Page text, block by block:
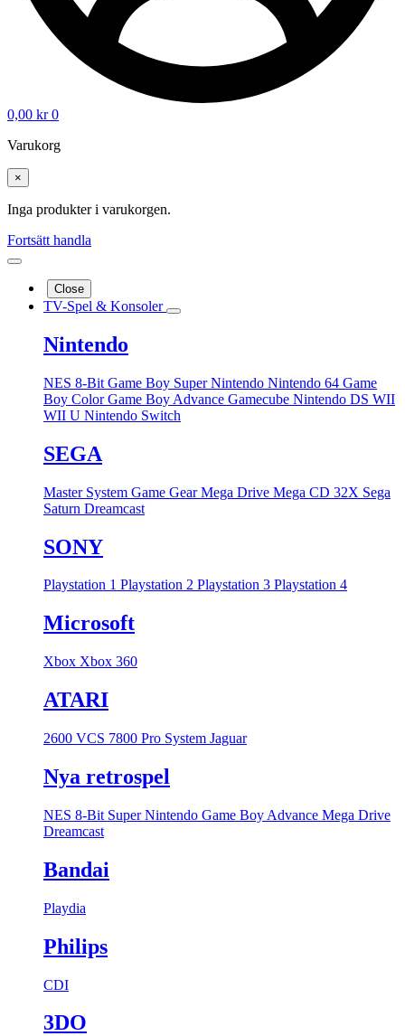
0,00 kr 0
Varukorg
×
Inga produkter i varukorgen.
Fortsätt handla
Close
TV-Spel & Konsoler
Nintendo
NES 8-Bit Game Boy Super Nintendo Nintendo 64 Game
Boy ColorGame Boy Advance Gamecube Nintendo DS WII
WII U Nintendo Switch
SEGA
Master System Game GearMega Drive Mega CD 32X Sega
Saturn Dreamcast
SONY
Playstation 1 Playstation 2 Playstation 3 Playstation 4
Microsoft
Xbox Xbox 360
ATARI
2600 VCS 7800 Pro System Jaguar
Nya retrospel
NES 8-Bit Super Nintendo Game Boy Advance Mega Drive
Dreamcast
Bandai
Playdia
Philips
CDI
3DO